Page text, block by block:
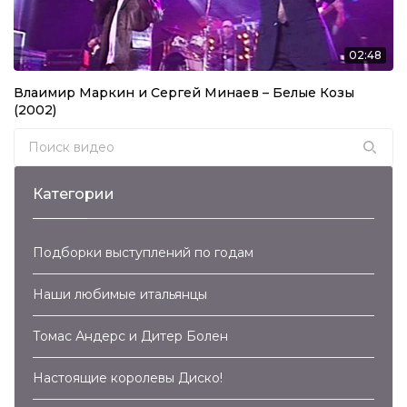
04:35
Savage – Goodbye (2013)
Олег Газманов – Эскадрон (2013)
03:58
Eddy Huntington – U.S.S.R. (2013)
02:48
Влаимир Маркин и Сергей Минаев – Белые Козы
(2002)
Search for:
Категории
Подборки выступлений по годам
Наши любимые итальянцы
Томас Андерс и Дитер Болен
Настоящие королевы Диско!